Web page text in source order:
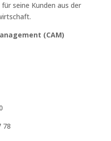
seine Kunden aus der
(CAM)
78